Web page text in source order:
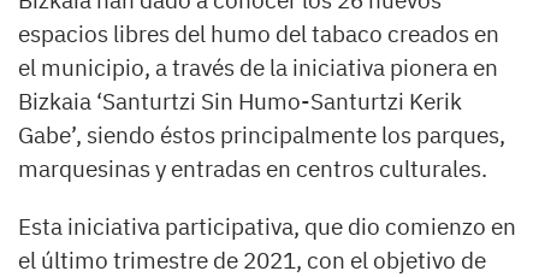
espacios libres del humo del tabaco creados en
el municipio, a través de la iniciativa pionera en
Bizkaia ‘Santurtzi Sin Humo-Santurtzi Kerik
Gabe’, siendo éstos principalmente los parques,
marquesinas y entradas en centros culturales.
Esta iniciativa participativa, que dio comienzo en
el último trimestre de 2021, con el objetivo de